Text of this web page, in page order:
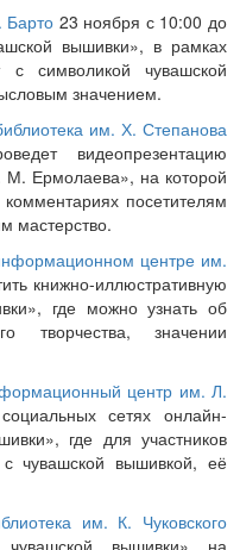
Барто 23 ноября с 10:00 до
вышивки», в рамках
с символикой чувашской
значением.
им. Х. Степанова
видеопрезентацию
Ермолаева», на которой
посетителям
мастерство.
центре им.
книжно-иллюстративную
где можно узнать об
творчества, значении
центр им. Л.
сетях онлайн-
где для участников
чувашской вышивкой, её
им. К. Чуковского